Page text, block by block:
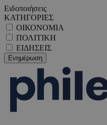
Ειδοποιήσεις
ΚΑΤΗΓΟΡΙΕΣ
ΟΙΚΟΝΟΜΙΑ
ΠΟΛΙΤΙΚΗ
ΕΙΔΗΣΕΙΣ